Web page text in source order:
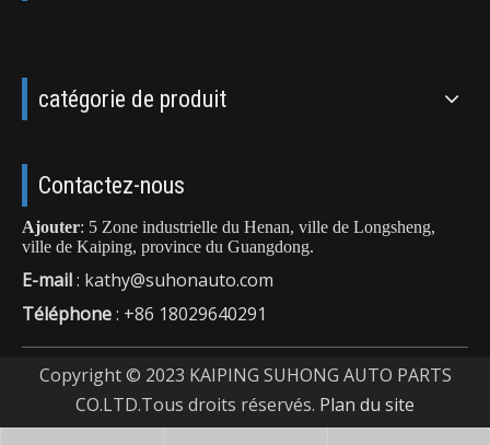
catégorie de produit
Contactez-nous
Ajouter: 5 Zone industrielle du Henan, ville de Longsheng,
ville de Kaiping, province du Guangdong.
E-mail: kathy@suhonauto.com
Téléphone: +86 18029640291
Copyright © 2023 KAIPING SUHONG AUTO PARTS
CO.LTD.Tous droits réservés. Plan du site